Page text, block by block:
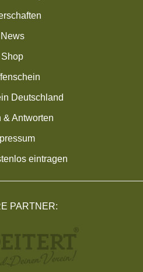
News
Shop
Deutschland
& Antworten
eintragen
PARTNER: